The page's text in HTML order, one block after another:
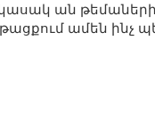
ան
ամեն ինչ